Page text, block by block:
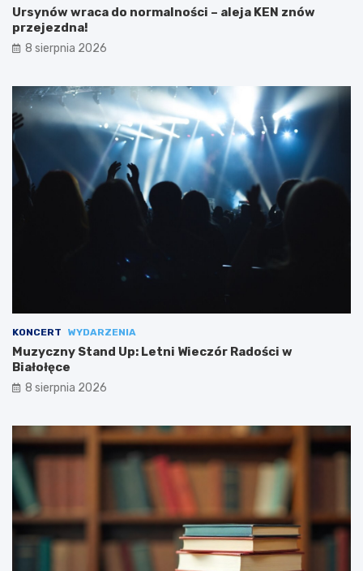
Ursynów wraca do normalności – aleja KEN znów
przejezdna!
8 sierpnia 2026
KONCERT WYDARZENIA
Muzyczny Stand Up: Letni Wieczór Radości w
Białołęce
8 sierpnia 2026